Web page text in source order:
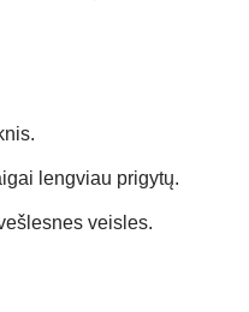
lengviau prigytų.
veisles.